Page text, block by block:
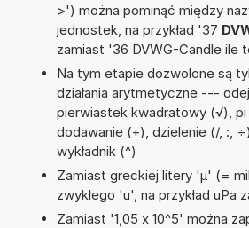
>') można pominąć między
jednostek, na przykład '37
zamiast '36 DVWG-Candle ile
Na tym etapie dozwolone są
działania arytmetyczne ---
pierwiastek kwadratowy (√), pi
dodawanie (+), dzielenie (/, :,
wykładnik (^)
Zamiast greckiej litery 'µ' (=
zwykłego 'u', na przykład uPa
Zamiast '1,05 x 10^5' można